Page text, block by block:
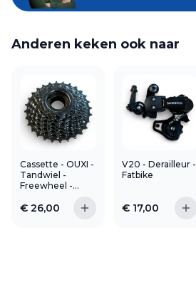
Anderen keken ook naar
Cassette - OUXI -
Tandwiel -
Freewheel -
€ 26,00
V20 - Derailleur -
Fatbike
€ 17,00